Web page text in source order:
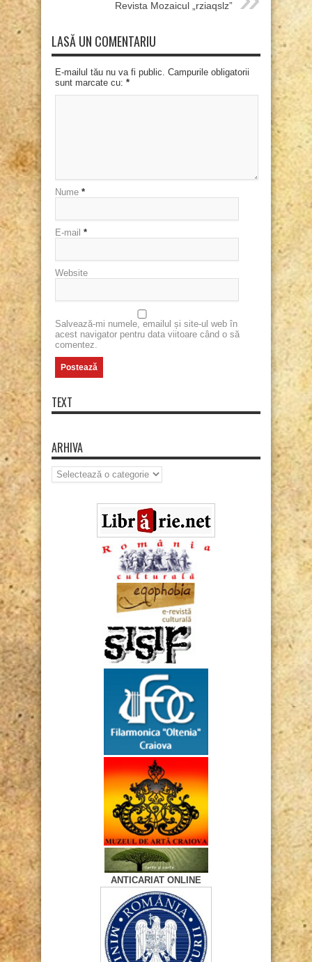
Revista Mozaicul „rziaqslz”
LASĂ UN COMENTARIU
E-mailul tău nu va fi public. Campurile obligatorii
sunt marcate cu: *
Nume *
E-mail *
Website
Salvează-mi numele, emailul și site-ul web în
acest navigator pentru data viitoare când o să
comentez.
TEXT
ARHIVA
Arhiva
ANTICARIAT ONLINE